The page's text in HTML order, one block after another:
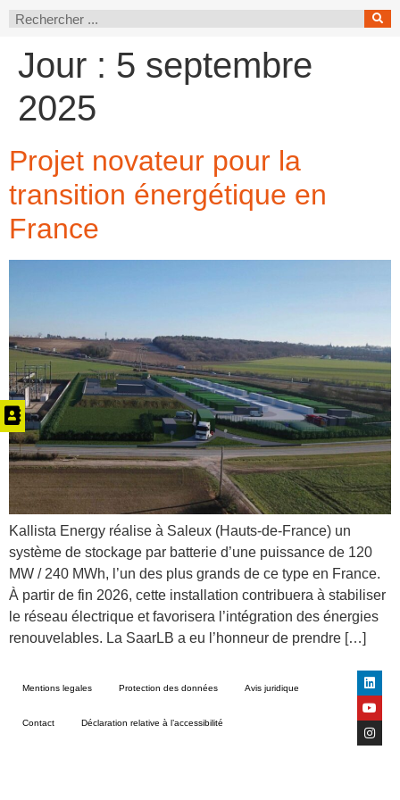
Jour : 5 septembre
2025
Projet novateur pour la
transition énergétique en
France
Kallista Energy réalise à Saleux (Hauts-de-France) un
système de stockage par batterie d’une puissance de 120
MW / 240 MWh, l’un des plus grands de ce type en France.
À partir de fin 2026, cette installation contribuera à stabiliser
le réseau électrique et favorisera l’intégration des énergies
renouvelables. La SaarLB a eu l’honneur de prendre […]
Mentions legales Protection des données Avis juridique
Contact Déclaration relative à l’accessibilité